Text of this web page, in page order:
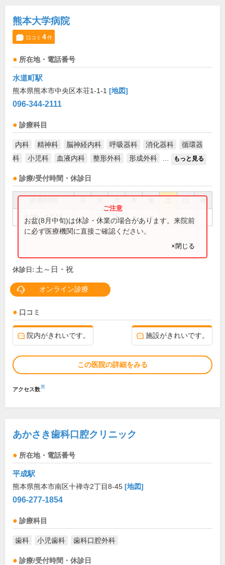
熊本大学病院
口コミ 4件
所在地・電話番号
水道町駅
熊本県熊本市中央区本荘1-1-1 [地図]
096-344-2111
診療科目
内科 精神科 脳神経内科 呼吸器科 消化器科
循環器
科
小児科 血液内科 整形外科 形成外科 もっと見る
診療/受付時間・休診日
祝
8:30～17:15 ● ● ● ● ●
お盆(8月中旬)は休診・休業の場合があります。来院前
に必ず医療機関に直接ご確認ください。
×閉じる
休診日: 土～日・祝
オンライン診療
口コミ
院内がきれいです。 施設がきれいです。
この医院の詳細をみる
アクセス数※
あかさき歯科口腔クリニック
所在地・電話番号
平成駅
熊本県熊本市南区十禅寺2丁目8-45 [地図]
096-277-1854
診療科目
歯科 小児歯科 歯科口腔外科
診療/受付時間・休診日